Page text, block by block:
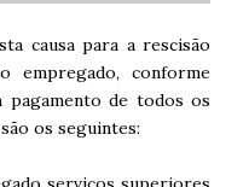
causa para a rescisão
empregado, conforme
pagamento de todos os
os seguintes: